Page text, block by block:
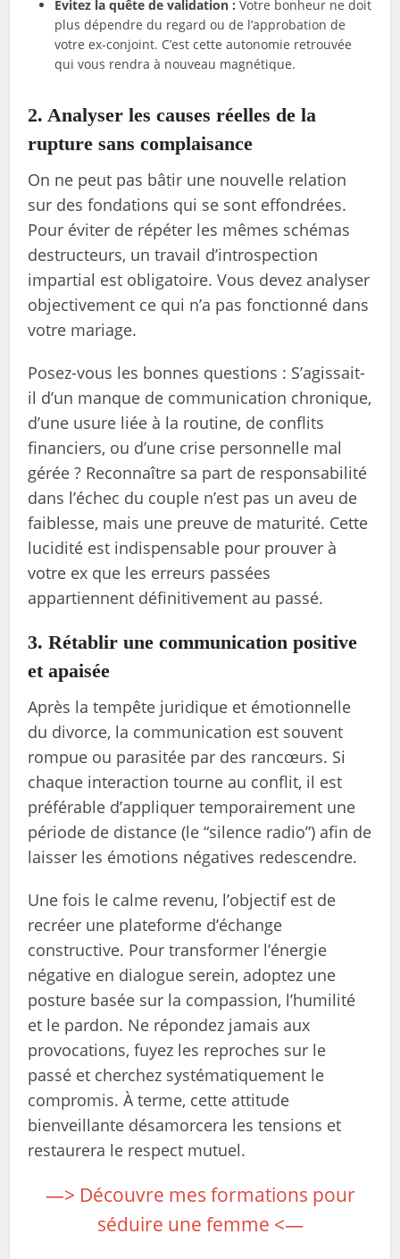
Évitez la quête de validation : Votre bonheur ne doit
plus dépendre du regard ou de l’approbation de
votre ex-conjoint. C’est cette autonomie retrouvée
qui vous rendra à nouveau magnétique.
2. Analyser les causes réelles de la
rupture sans complaisance
On ne peut pas bâtir une nouvelle relation
sur des fondations qui se sont effondrées.
Pour éviter de répéter les mêmes schémas
destructeurs, un travail d’introspection
impartial est obligatoire. Vous devez analyser
objectivement ce qui n’a pas fonctionné dans
votre mariage.
Posez-vous les bonnes questions : S’agissait-
il d’un manque de communication chronique,
d’une usure liée à la routine, de conflits
financiers, ou d’une crise personnelle mal
gérée ? Reconnaître sa part de responsabilité
dans l’échec du couple n’est pas un aveu de
faiblesse, mais une preuve de maturité. Cette
lucidité est indispensable pour prouver à
votre ex que les erreurs passées
appartiennent définitivement au passé.
3. Rétablir une communication positive
et apaisée
Après la tempête juridique et émotionnelle
du divorce, la communication est souvent
rompue ou parasitée par des rancœurs. Si
chaque interaction tourne au conflit, il est
préférable d’appliquer temporairement une
période de distance (le “silence radio”) afin de
laisser les émotions négatives redescendre.
Une fois le calme revenu, l’objectif est de
recréer une plateforme d’échange
constructive. Pour transformer l’énergie
négative en dialogue serein, adoptez une
posture basée sur la compassion, l’humilité
et le pardon. Ne répondez jamais aux
provocations, fuyez les reproches sur le
passé et cherchez systématiquement le
compromis. À terme, cette attitude
bienveillante désamorcera les tensions et
restaurera le respect mutuel.
—> Découvre mes formations pour
séduire une femme <—